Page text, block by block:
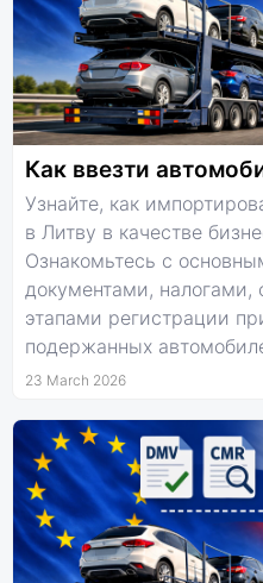
Как ввезти
Узнайте, как
в Литву в качестве
Ознакомьтесь с
документами, налогами,
этапами регистрации
подержанных
23 March 2026